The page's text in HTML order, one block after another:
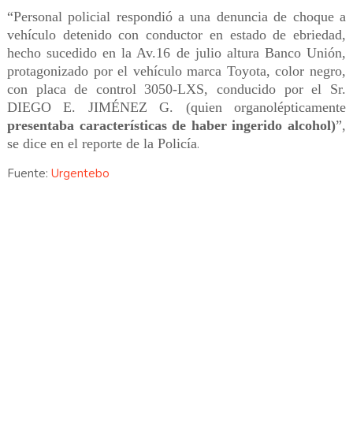
“Personal policial respondió a una denuncia de choque a
vehículo detenido con conductor en estado de ebriedad,
hecho sucedido en la Av.16 de julio altura Banco Unión,
protagonizado por el vehículo marca Toyota, color negro,
con placa de control 3050-LXS, conducido por el Sr.
DIEGO E. JIMÉNEZ G. (quien organolépticamente
presentaba características de haber ingerido alcohol)”,
se dice en el reporte de la Policía.
Fuente: Urgentebo